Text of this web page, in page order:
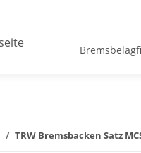
TRW Bremsbacken Satz